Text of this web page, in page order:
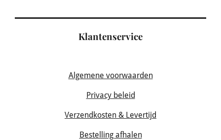
Klantenservice
Algemene voorwaarden
Privacy beleid
Verzendkosten & Levertijd
Bestelling afhalen